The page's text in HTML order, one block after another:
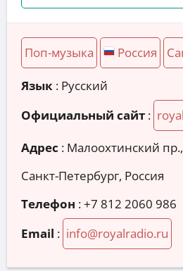
Поп-музыка Россия
Язык : Русский
Официальный сайт :
Адрес : Малоохтинский
Санкт-Петербург, Россия
Телефон :+7 812 2060 986
Email : info@royalradio.ru